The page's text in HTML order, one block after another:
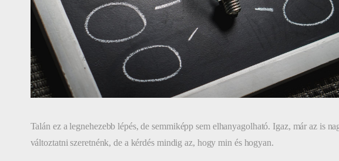
Talán ez a legnehezebb lépés, de semmiképp sem elhanyagolható. Igaz, már az is
változtatni szeretnénk, de a kérdés mindig az, hogy min és hogyan.